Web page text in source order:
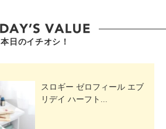
本日のイチオシ！
スロギー ゼロフィール エブ
リデイ ハーフト...